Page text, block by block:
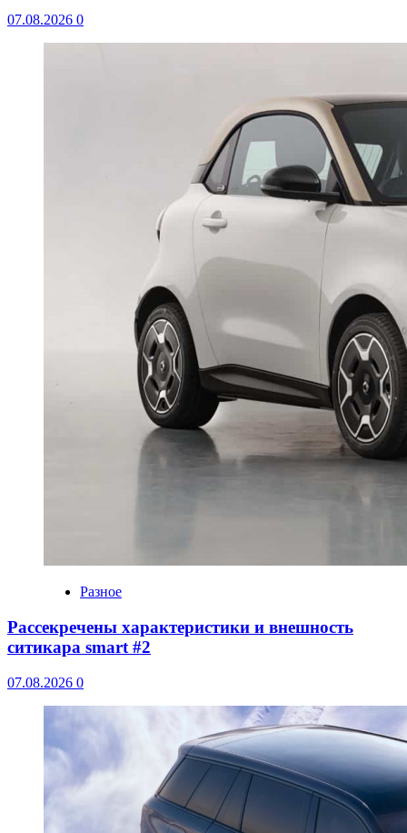
07.08.2026 0
Разное
Рассекречены характеристики и внешность
ситикара smart #2
07.08.2026 0